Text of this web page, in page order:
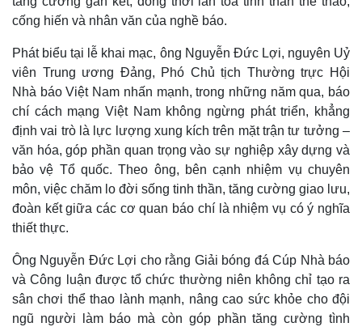
cống hiến và nhân văn của nghề báo.
Phát biểu tại lễ khai mạc, ông Nguyễn Đức Lợi, nguyên Uỷ
viên Trung ương Đảng, Phó Chủ tịch Thường trực Hội
Nhà báo Việt Nam nhấn mạnh, trong những năm qua, báo
chí cách mạng Việt Nam không ngừng phát triển, khẳng
định vai trò là lực lượng xung kích trên mặt trận tư tưởng –
văn hóa, góp phần quan trọng vào sự nghiệp xây dựng và
bảo vệ Tổ quốc. Theo ông, bên cạnh nhiệm vụ chuyên
môn, việc chăm lo đời sống tinh thần, tăng cường giao lưu,
đoàn kết giữa các cơ quan báo chí là nhiệm vụ có ý nghĩa
thiết thực.
Ông Nguyễn Đức Lợi cho rằng Giải bóng đá Cúp Nhà báo
và Công luận được tổ chức thường niên không chỉ tạo ra
sân chơi thể thao lành mạnh, nâng cao sức khỏe cho đội
ngũ người làm báo mà còn góp phần tăng cường tình